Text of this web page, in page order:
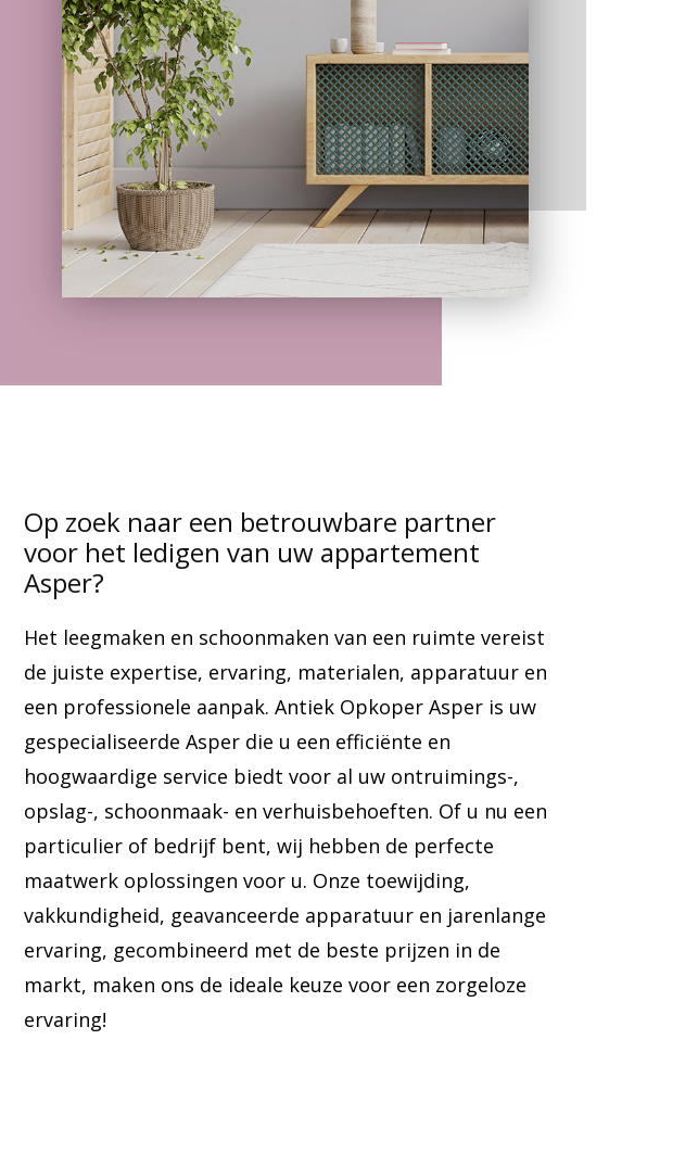
Op zoek naar een betrouwbare partner
voor het ledigen van uw appartement
Asper?
Het leegmaken en schoonmaken van een ruimte vereist
de juiste expertise, ervaring, materialen, apparatuur en
een professionele aanpak. Antiek Opkoper Asper is uw
gespecialiseerde Asper die u een efficiënte en
hoogwaardige service biedt voor al uw ontruimings-,
opslag-, schoonmaak- en verhuisbehoeften. Of u nu een
particulier of bedrijf bent, wij hebben de perfecte
maatwerk oplossingen voor u. Onze toewijding,
vakkundigheid, geavanceerde apparatuur en jarenlange
ervaring, gecombineerd met de beste prijzen in de
markt, maken ons de ideale keuze voor een zorgeloze
ervaring!